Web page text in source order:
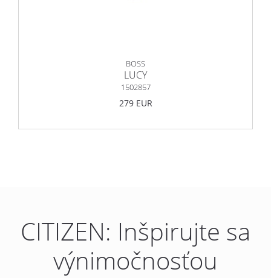
BOSS
LUCY
1502857
279 EUR
CITIZEN: Inšpirujte sa
výnimočnosťou